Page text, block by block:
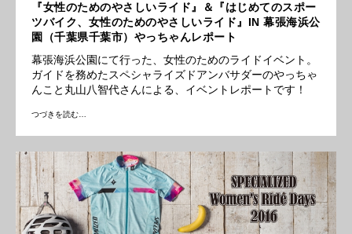
『女性のためのやさしいライド』＆『はじめてのスポー
ツバイク、女性のためのやさしいライド』IN 幕張海浜公
園（千葉県千葉市）やっちゃんレポート
幕張海浜公園にて行った、女性のためのライドイベント。
ガイドを務めたスペシャライズドアンバサダーのやっちゃ
んこと丸山八智代さんによる、イベントレポートです！
つづきを読む…